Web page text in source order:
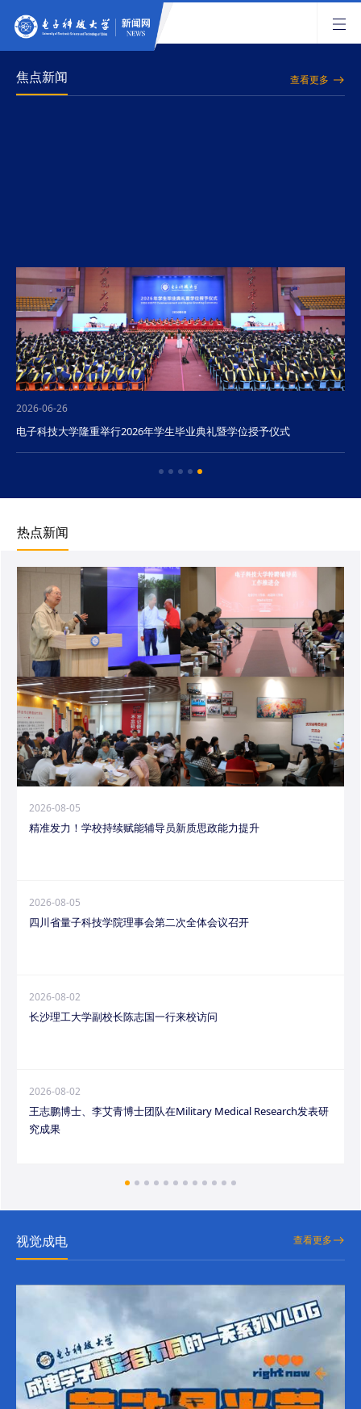
焦点新闻 查看更多
2026-06-26
电子科技大学隆重举行2026年学生毕业典礼暨学位授予仪式
热点新闻
2026-08-05
精准发力！学校持续赋能辅导员新质思政能力提升
2026-08-05
四川省量子科技学院理事会第二次全体会议召开
2026-08-02
长沙理工大学副校长陈志国一行来校访问
2026-08-02
王志鹏博士、李艾青博士团队在Military Medical Research发表研
究成果
视觉成电 查看更多